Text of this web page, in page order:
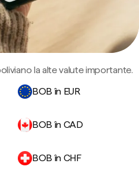
la alte valute importante.
BOB în EUR
BOB în CAD
BOB în CHF